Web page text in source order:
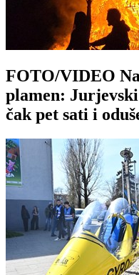
FOTO/VIDEO
plamen:
čak pet sati i